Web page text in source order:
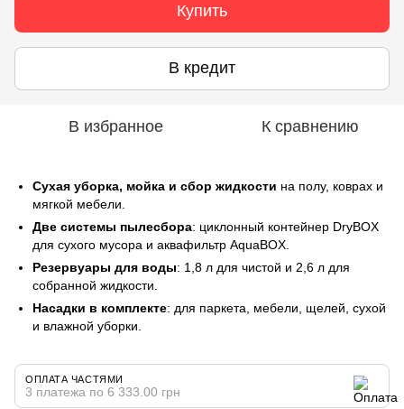
Купить
В кредит
В избранное К сравнению
Сухая уборка, мойка и сбор жидкости на полу, коврах и
мягкой мебели.
Две системы пылесбора: циклонный контейнер DryBOX
для сухого мусора и аквафильтр AquaBOX.
Резервуары для воды: 1,8 л для чистой и 2,6 л для
собранной жидкости.
Насадки в комплекте: для паркета, мебели, щелей, сухой
и влажной уборки.
ОПЛАТА ЧАСТЯМИ
3 платежа по 6 333.00 грн